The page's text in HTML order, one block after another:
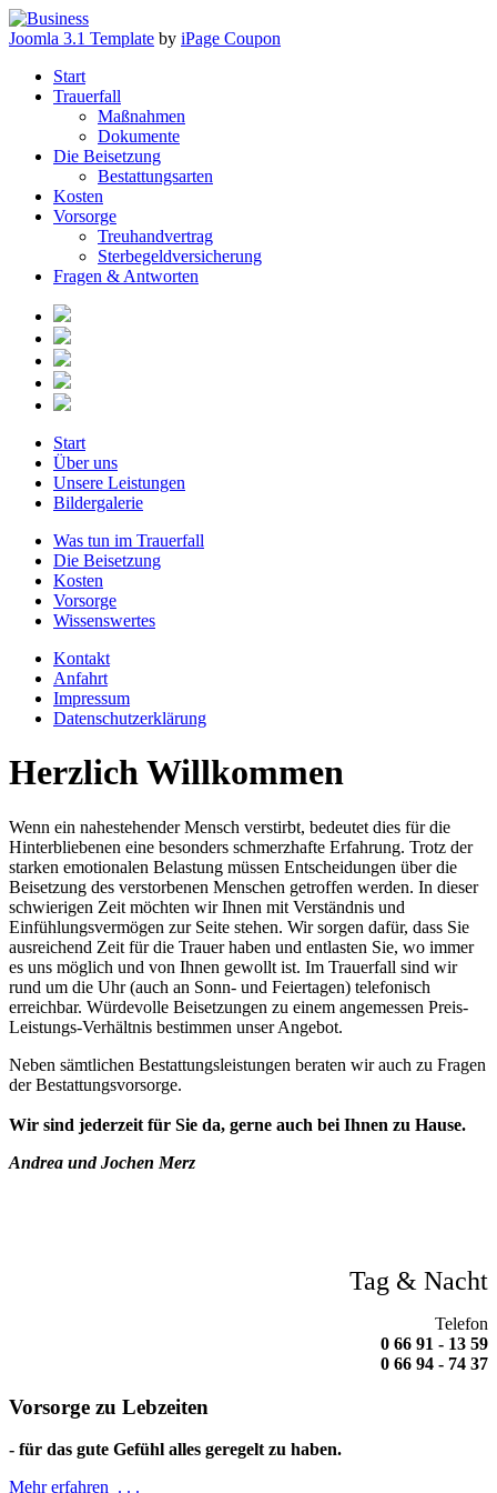
Joomla 3.1 Template by iPage Coupon
Start
Trauerfall
Maßnahmen
Dokumente
Die Beisetzung
Bestattungsarten
Kosten
Vorsorge
Treuhandvertrag
Sterbegeldversicherung
Fragen & Antworten
Start
Über uns
Unsere Leistungen
Bildergalerie
Was tun im Trauerfall
Die Beisetzung
Kosten
Vorsorge
Wissenswertes
Kontakt
Anfahrt
Impressum
Datenschutzerklärung
Herzlich Willkommen
Wenn ein nahestehender Mensch verstirbt, bedeutet dies für die
Hinterbliebenen eine besonders schmerzhafte Erfahrung. Trotz der
starken emotionalen Belastung müssen Entscheidungen über die
Beisetzung des verstorbenen Menschen getroffen werden. In dieser
schwierigen Zeit möchten wir Ihnen mit Verständnis und
Einfühlungsvermögen zur Seite stehen. Wir sorgen dafür, dass Sie
ausreichend Zeit für die Trauer haben und entlasten Sie, wo immer
es uns möglich und von Ihnen gewollt ist. Im Trauerfall sind wir
rund um die Uhr (auch an Sonn- und Feiertagen) telefonisch
erreichbar. Würdevolle Beisetzungen zu einem angemessen Preis-
Leistungs-Verhältnis bestimmen unser Angebot.
Neben sämtlichen Bestattungsleistungen beraten wir auch zu Fragen
der Bestattungsvorsorge.
Wir sind jederzeit für Sie da, gerne auch bei Ihnen zu Hause.
Andrea und Jochen Merz
Tag & Nacht
Telefon
0 66 91 - 13 59
0 66 94 - 74 37
Vorsorge zu Lebzeiten
- für das gute Gefühl alles geregelt zu haben.
Mehr erfahren . . .